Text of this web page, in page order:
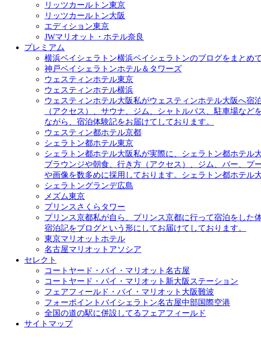
リッツカールトン東京
リッツカールトン大阪
エディション東京
JWマリオット・ホテル奈良
プレミアム
横浜ベイシェラトン横浜ベイシェラトンのブログをまとめ
神戸ベイシェラトンホテル＆タワーズ
ウェスティンホテル東京
ウェスティンホテル横浜
ウェスティンホテル大阪私がウェスティンホテル大阪へ宿
（アクセス）、サウナ、ジム、シャトルバス、駐車場な
ながら、宿泊体験記をお届けてしております。
ウェスティン都ホテル京都
シェラトン都ホテル東京
シェラトン都ホテル大阪私が実際に、シェラトン都ホテル
ブラウンジや朝食、行き方（アクセス）、ジム、バー、
や画像を数多めに採用しております。シェラトン都ホテル
シェラトングランデ広島
メズム東京
プリンスさくらタワー
プリンス京都私が自ら、プリンス京都に行って宿泊をした
宿泊記をブログという形にしてお届けてしております。
東京マリオットホテル
名古屋マリオットアソシア
セレクト
コートヤード・バイ・マリオット名古屋
コートヤード・バイ・マリオット新大阪ステーション
フェアフィールド・バイ・マリオット大阪難波
フォーポイントバイシェラトン名古屋中部国際空港
全国の道の駅に併設してるフェアフィールド
サイトマップ